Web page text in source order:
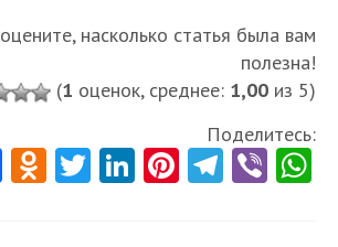
насколько статья была вам
полезна!
(1 оценок, среднее: 1,00 из 5)
Поделитесь:
Fa O T Li Pi Te Vi